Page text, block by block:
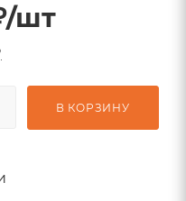
/шт
В КОРЗИНУ